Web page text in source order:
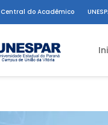
Central do Acadêmico